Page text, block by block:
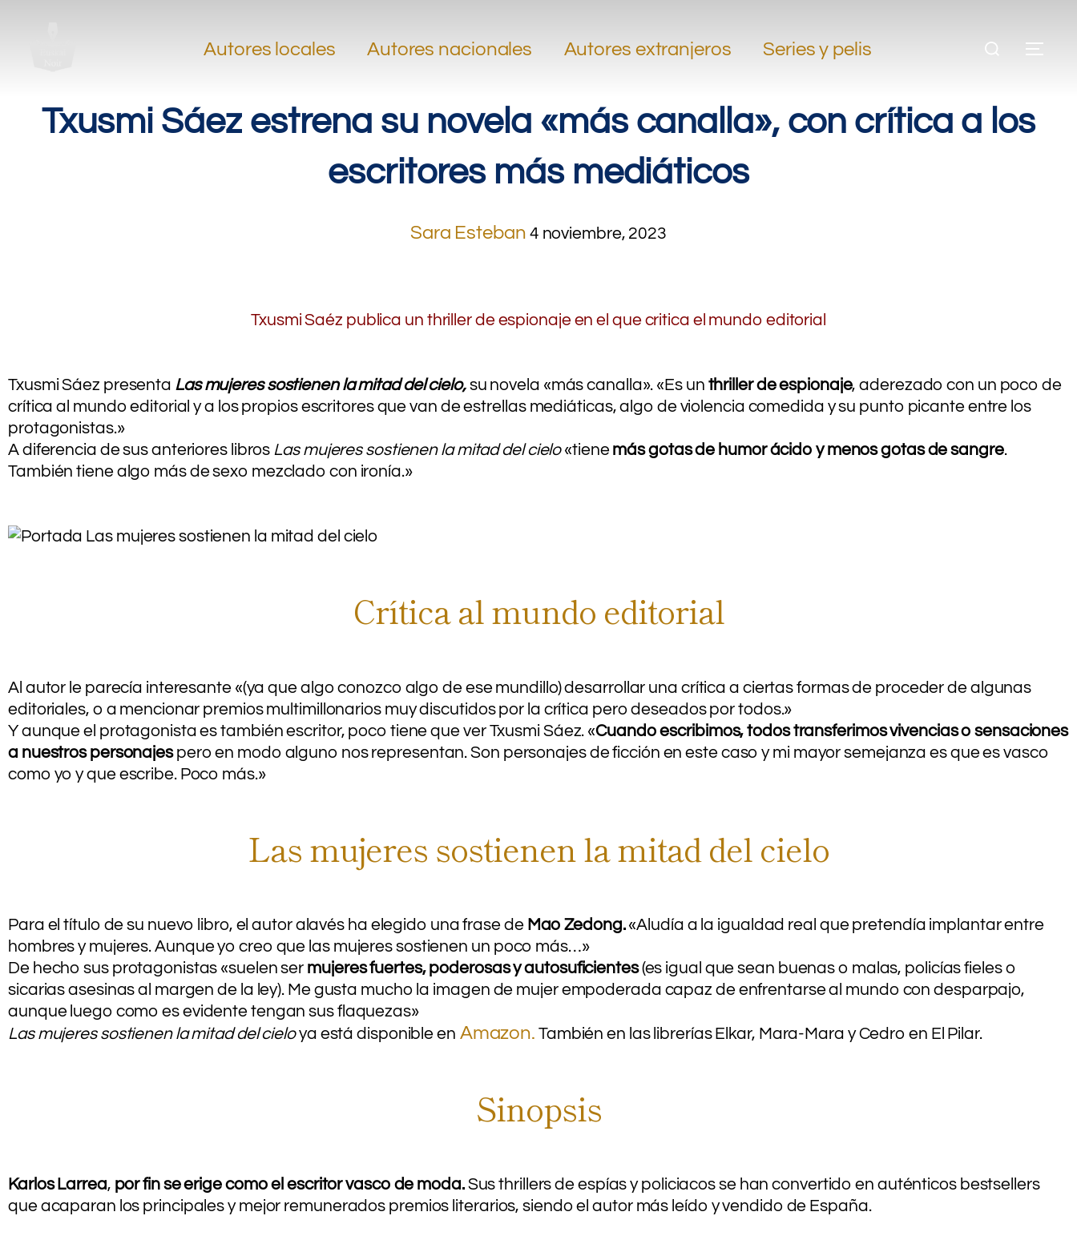
Autores locales Autores nacionales Autores extranjeros Series y pelis
Txusmi Sáez estrena su novela «más canalla», con crítica a los
escritores más mediáticos
Sara Esteban 4 noviembre, 2023
Txusmi Saéz publica un thriller de espionaje en el que critica el mundo editorial
Txusmi Sáez presenta Las mujeres sostienen la mitad del cielo,su novela «más canalla». «Es un thriller de espionaje, aderezado con un poco de
crítica al mundo editorial y a los propios escritores que van de estrellas mediáticas, algo de violencia comedida y su punto picante entre los
protagonistas.»
A diferencia de sus anteriores libros Las mujeres sostienen la mitad del cielo«tienemás gotas de humor ácido y menos gotas de sangre.
También tiene algo más de sexo mezclado con ironía.»
Crítica al mundo editorial
Al autor le parecía interesante «(ya que algo conozco algo de ese mundillo) desarrollar una crítica a ciertas formas de proceder de algunas
editoriales, o a mencionar premios multimillonarios muy discutidos por la crítica pero deseados por todos.»
Y aunque el protagonista es también escritor, poco tiene que ver Txusmi Sáez. «Cuando escribimos, todos transferimos vivencias o sensaciones
a nuestros personajespero en modo alguno nos representan. Son personajes de ficción en este caso y mi mayor semejanza es que es vasco
como yo y que escribe. Poco más.»
Las mujeres sostienen la mitad del cielo
Para el título de su nuevo libro, el autor alavés ha elegido una frase de Mao Zedong.«Aludía a la igualdad real que pretendía implantar entre
hombres y mujeres. Aunque yo creo que las mujeres sostienen un poco más…»
De hecho sus protagonistas «suelen ser mujeres fuertes, poderosas y autosuficientes(es igual que sean buenas o malas, policías fieles o
sicarias asesinas al margen de la ley). Me gusta mucho la imagen de mujer empoderada capaz de enfrentarse al mundo con desparpajo,
aunque luego como es evidente tengan sus flaquezas»
Las mujeres sostienen la mitad del cieloya está disponible en Amazon. También en las librerías Elkar, Mara-Mara y Cedro en El Pilar.
Sinopsis
Karlos Larrea, por fin se erige como el escritor vasco de moda.Sus thrillers de espías y policiacos se han convertido en auténticos bestsellers
que acaparan los principales y mejor remunerados premios literarios, siendo el autor más leído y vendido de España.